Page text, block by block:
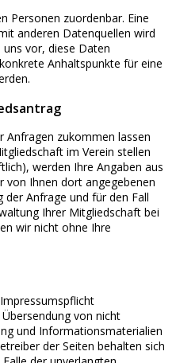
Personen zuordenbar. Eine
anderen Datenquellen wird
vor, diese Daten
Anhaltspunkte für eine
Anfragen zukommen lassen
im Verein stellen
werden Ihre Angaben aus
von Ihnen dort angegebenen
Anfrage und für den Fall
Ihrer Mitgliedschaft bei
wir nicht ohne Ihre
von nicht
und Informationsmaterialien
der Seiten behalten sich